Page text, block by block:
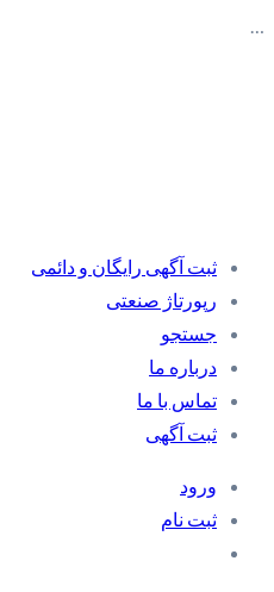
…
ثبت آگهی رایگان و دائمی
رپورتاژ صنعتی
جستجو
درباره ما
تماس با ما
ثبت آگهی
ورود
ثبت نام